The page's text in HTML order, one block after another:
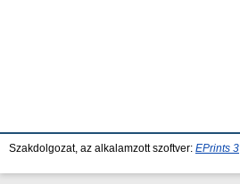
Szakdolgozat, az alkalamzott szoftver: EPrints 3